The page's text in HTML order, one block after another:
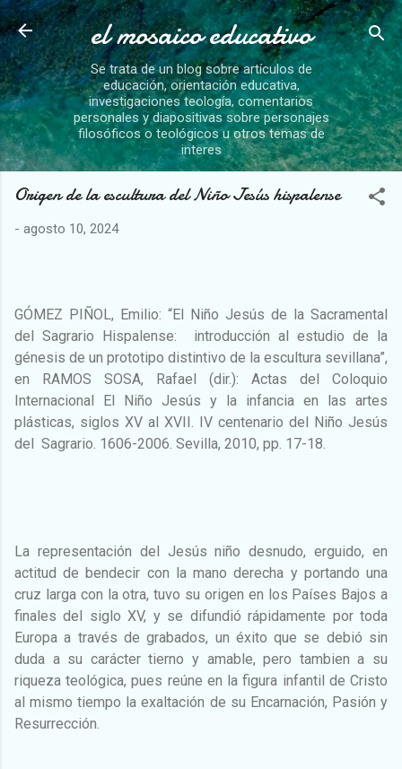
Ir al contenido principal
el mosaico educativo
Se trata de un blog sobre artículos de
educación, orientación educativa,
investigaciones teología, comentarios
personales y diapositivas sobre personajes
filosóficos o teológicos u otros temas de
interes
Origen de la escultura del Niño Jesús hispalense
- agosto 10, 2024
GÓMEZ PIÑOL, Emilio: “El Niño Jesús de la Sacramental
del Sagrario Hispalense: introducción al estudio de la
génesis de un prototipo distintivo de la escultura sevillana”,
en RAMOS SOSA, Rafael (dir.): Actas del Coloquio
Internacional El Niño Jesús y la infancia en las artes
plásticas, siglos XV al XVII. IV centenario del Niño Jesús
del Sagrario. 1606-2006. Sevilla, 2010, pp. 17-18.
La representación del Jesús niño desnudo, erguido, en
actitud de bendecir con la mano derecha y portando una
cruz larga con la otra, tuvo su origen en los Países Bajos a
finales del siglo XV, y se difundió rápidamente por toda
Europa a través de grabados, un éxito que se debió sin
duda a su carácter tierno y amable, pero tambien a su
riqueza teológica, pues reúne en la figura infantil de Cristo
al mismo tiempo la exaltación de su Encarnación, Pasión y
Resurrección.